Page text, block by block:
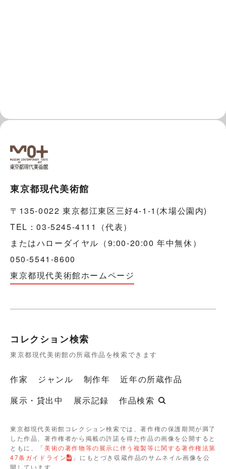
東京都現代美術館
〒135-0022 東京都江東区三好4-1-1(木場公園内)
TEL：03-5245-4111（代表）
またはハローダイヤル（9:00-20:00 年中無休）
050-5541-8600
東京都現代美術館ホームページ
コレクション検索
東京都現代美術館の所蔵作品を検索できます
作家 ジャンル 制作年
近年の所蔵作品
展示・貸出中
展示記録 作品検索
東京都現代美術館コレクション検索では、著作権の保護期間が満了
した作品、著作権者から掲載の許諾を得た作品の画像を公開すると
ともに、「美術の著作物等の展示に伴う複製等に関する著作権法第
47条ガイドライン
」にもとづき収蔵作品のサムネイル画像を公
開しています。